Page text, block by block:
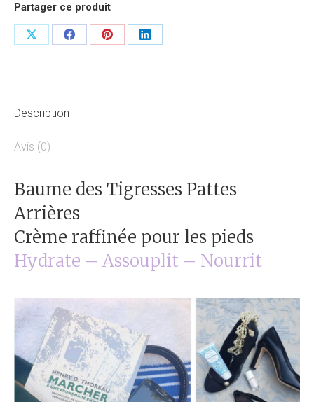
Pattes
Arrières
Partager ce produit
PartagerPartagerPartagerPartager
Description
Avis (0)
Baume des Tigresses Pattes
Arrières
Crème raffinée pour les pieds
Hydrate – Assouplit – Nourrit